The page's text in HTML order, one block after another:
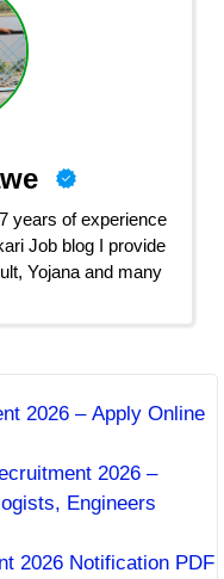
years of experience
Job blog I provide
Yojana and many
2026 – Apply Online
2026 –
Engineers
2026 Notification PDF